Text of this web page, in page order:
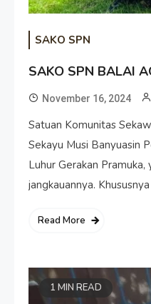
SAKO SPN
SAKO SPN BALAI
November 16, 2024
Satuan Komunitas
Sekayu Musi Banyuasin
Luhur Gerakan
jangkauannya.
Read More
1 MIN READ